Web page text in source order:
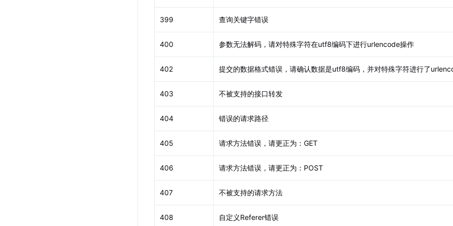
399 查询关键字错误
400 参数无法解码，请对特殊字符在utf8编码下进行urlencode操作
402 提交的数据格式错误，请确认数据是utf8编码，并对特殊字符进行了
403 不被支持的接口转发
404 错误的请求路径
405 请求方法错误，请更正为：GET
406 请求方法错误，请更正为：POST
407 不被支持的请求方法
408 自定义Referer错误